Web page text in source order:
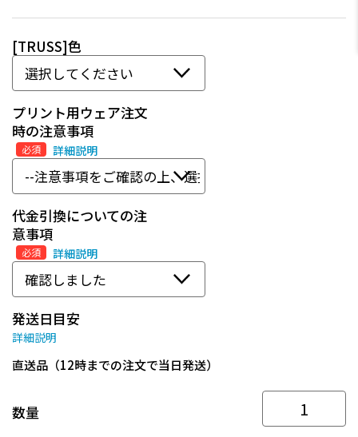
[TRUSS]色
プリント用ウェア注文
時の注意事項
必須 詳細説明
代金引換についての注
意事項
必須 詳細説明
発送日目安
詳細説明
直送品（12時までの注文で当日発送）
数量